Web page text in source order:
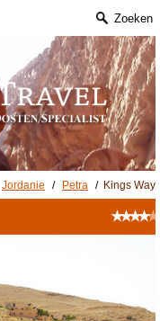
Zoeken
Jordanie / Petra / Kings Way
★★★★★